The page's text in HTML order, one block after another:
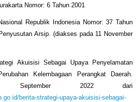
Nomor: 6 Tahun 2001
Republik Indonesia Nomor: 37 Tahun
Arsip. (diakses pada 11 November
Akuisisi Sebagai Upaya Penyelamatan
Kelembagaan Perangkat Daerah.
September 2022 dari
berita-strategi-upaya-akuisisi-sebagai-